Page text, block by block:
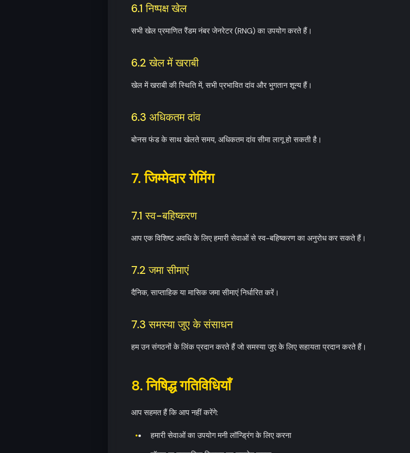
6.1 निष्पक्ष खेल
सभी खेल प्रमाणित रैंडम नंबर जेनरेटर (RNG) का उपयोग करते हैं।
6.2 खेल में खराबी
खेल में खराबी की स्थिति में, सभी प्रभावित दांव और भुगतान शून्य हैं।
6.3 अधिकतम दांव
बोनस फंड के साथ खेलते समय, अधिकतम दांव सीमा लागू हो सकती है।
7. जिम्मेदार गेमिंग
7.1 स्व-बहिष्करण
आप एक विशिष्ट अवधि के लिए हमारी सेवाओं से स्व-बहिष्करण का अनुरोध कर सकते हैं।
7.2 जमा सीमाएं
दैनिक, साप्ताहिक या मासिक जमा सीमाएं निर्धारित करें।
7.3 समस्या जुए के संसाधन
हम उन संगठनों के लिंक प्रदान करते हैं जो समस्या जुए के लिए सहायता प्रदान करते हैं।
8. निषिद्ध गतिविधियाँ
आप सहमत हैं कि आप नहीं करेंगे:
हमारी सेवाओं का उपयोग मनी लॉन्ड्रिंग के लिए करना